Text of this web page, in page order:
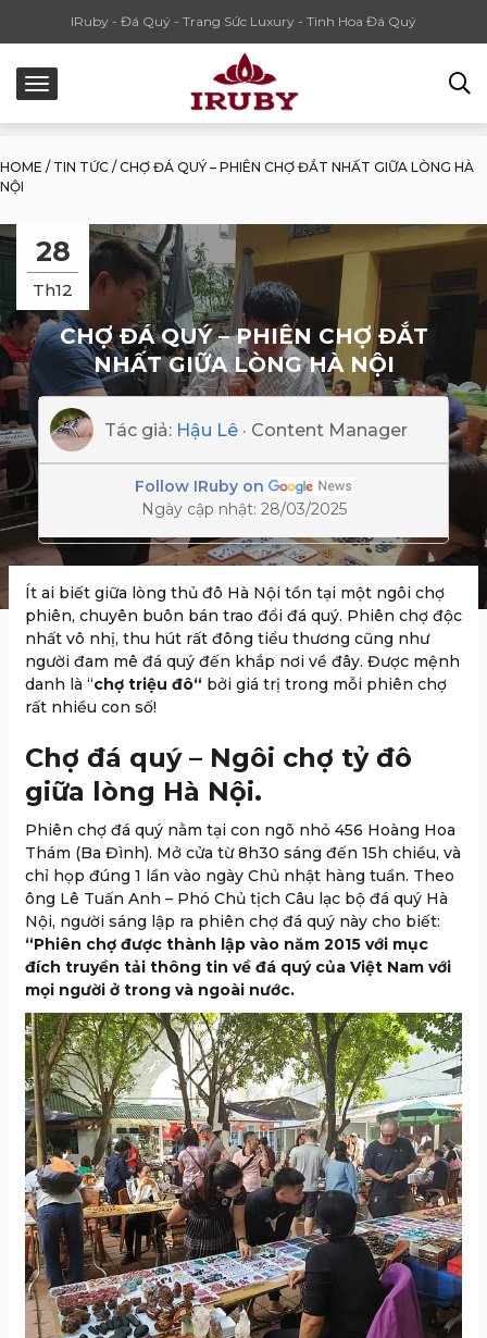
IRuby - Đá Quý - Trang Sức Luxury - Tinh Hoa Đá Quý
HOME / TIN TỨC / CHỢ ĐÁ QUÝ – PHIÊN CHỢ ĐẮT NHẤT GIỮA LÒNG HÀ
NỘI
28
Th12
CHỢ ĐÁ QUÝ – PHIÊN CHỢ ĐẮT
NHẤT GIỮA LÒNG HÀ NỘI
Tác giả: Hậu Lê · Content Manager
Follow IRuby on
Ngày cập nhật: 28/03/2025
Ít ai biết giữa lòng thủ đô Hà Nội tồn tại một ngôi chợ
phiên, chuyên buôn bán trao đổi đá quý. Phiên chợ độc
nhất vô nhị, thu hút rất đông tiểu thương cũng như
người đam mê đá quý đến khắp nơi về đây. Được mệnh
danh là “chợ triệu đô“ bởi giá trị trong mỗi phiên chợ
rất nhiều con số!
Chợ đá quý – Ngôi chợ tỷ đô
giữa lòng Hà Nội.
Phiên chợ đá quý nằm tại con ngõ nhỏ 456 Hoàng Hoa
Thám (Ba Đình). Mở cửa từ 8h30 sáng đến 15h chiều, và
chỉ họp đúng 1 lần vào ngày Chủ nhật hàng tuần. Theo
ông Lê Tuấn Anh – Phó Chủ tịch Câu lạc bộ đá quý Hà
Nội, người sáng lập ra phiên chợ đá quý này cho biết:
“Phiên chợ được thành lập vào năm 2015 với mục
đích truyền tải thông tin về đá quý của Việt Nam với
mọi người ở trong và ngoài nước.